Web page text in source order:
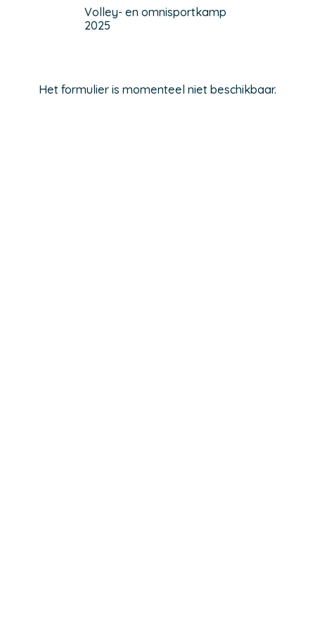
Volley- en omnisportkamp
2025
Het formulier is momenteel niet beschikbaar.